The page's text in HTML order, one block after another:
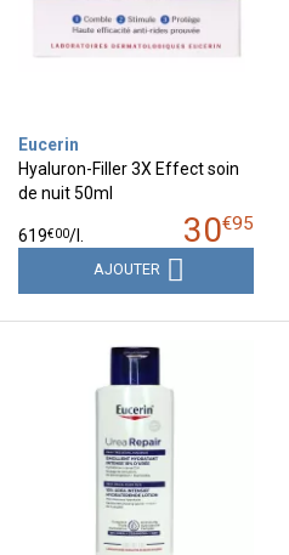
Eucerin
Hyaluron-Filler 3X Effect soin
de nuit 50ml
30€95
619€00/
AJOUTER